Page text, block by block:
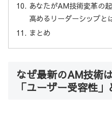
あなたがAM技術変革の
高めるリーダーシップと
まとめ
なぜ最新のAM技術
「ユーザー受容性